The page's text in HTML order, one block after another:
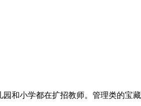
和小学都在扩招教师。管理类的宝